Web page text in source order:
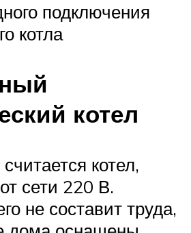
подключения
котла
котел
котел,
сети 220 В.
не составит труда,